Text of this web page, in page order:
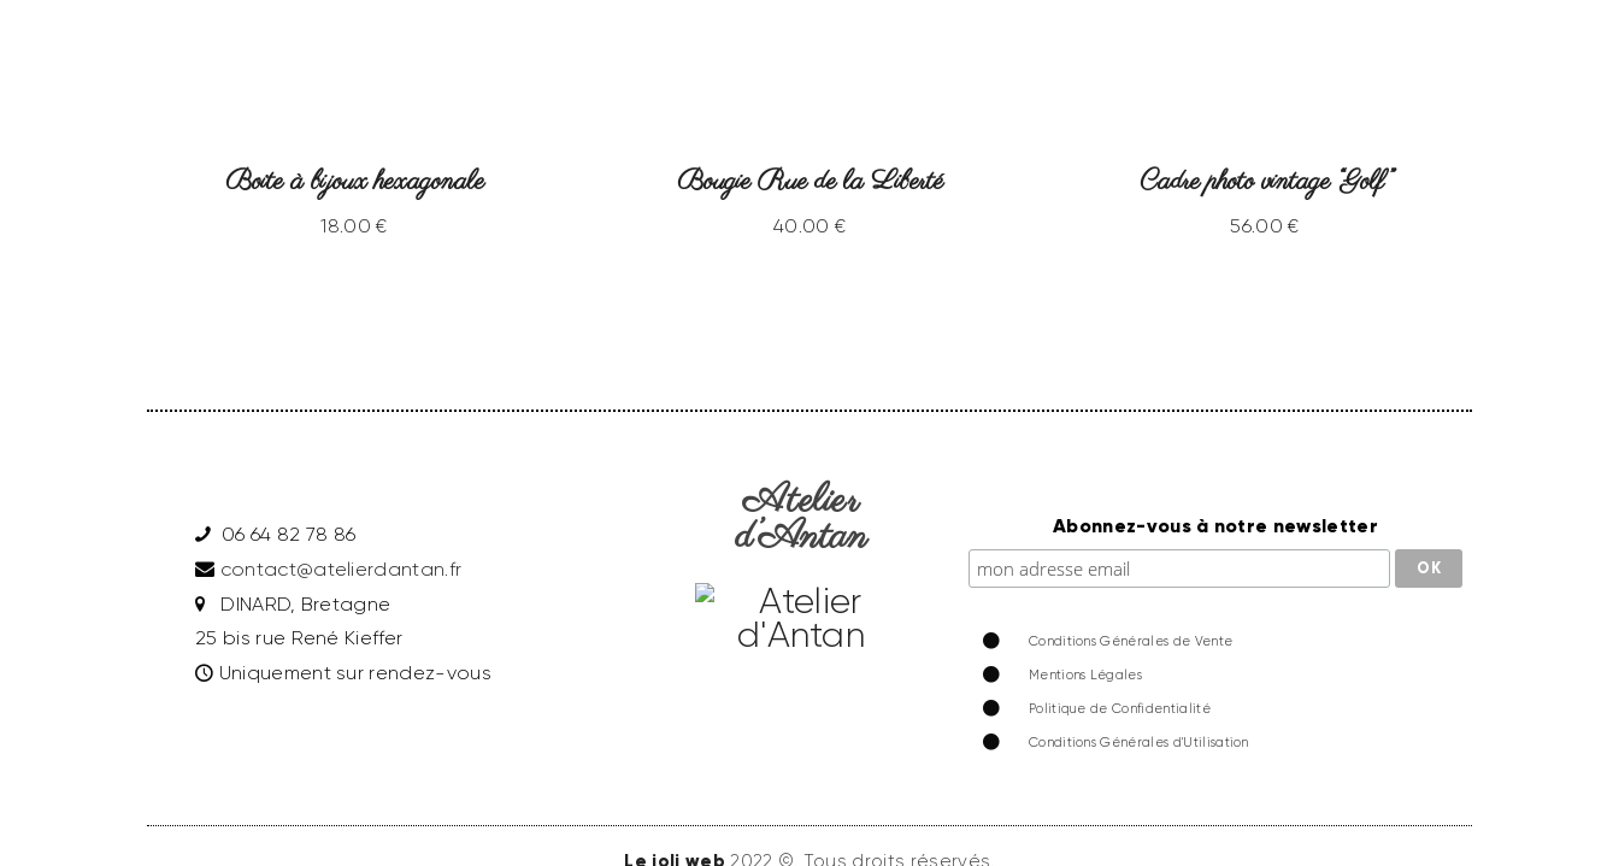
Boite à bijoux hexagonale
18.00 €
Bougie Rue de la Liberté
40.00 €
Cadre photo vintage “Golf”
56.00 €
06 64 82 78 86
contact@atelierdantan.fr
DINARD, Bretagne
25 bis rue René Kieffer
Uniquement sur rendez-vous
Atelier
d’Antan Abonnez-vous à notre newsletter
Conditions Générales de Vente
Mentions Légales
Politique de Confidentialité
Conditions Générales d'Utilisation
Le joli web 2022 ©. Tous droits réservés.